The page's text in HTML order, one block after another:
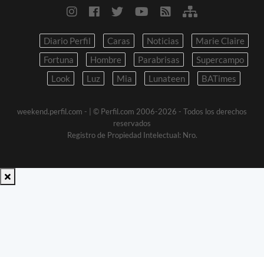
Diario Perfil Caras Noticias
Marie Claire
Fortuna
Hombre Parabrisas
Supercampo
Look
Luz Mia Lunateen BATimes
weekend.perfil.com -
| © Perfil.com 2006-2026 - Todos los derechos
reservados
Registro de Propiedad Intelectual: Nro.